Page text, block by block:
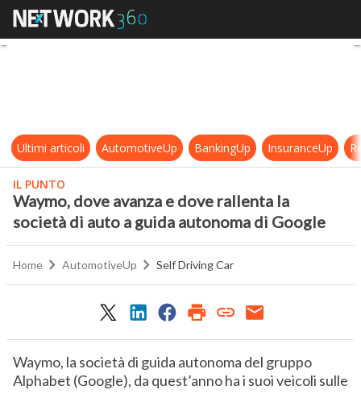
Waymo, dove avanza e dove
Ultimi articoli AutomotiveUp BankingUp InsuranceUp
IL PUNTO
Waymo, dove avanza e dove rallenta la
società di auto a guida autonoma di Google
Home AutomotiveUp Self Driving Car
Waymo, la società di guida autonoma del gruppo
Alphabet (Google), da quest’anno ha i suoi veicoli sulle